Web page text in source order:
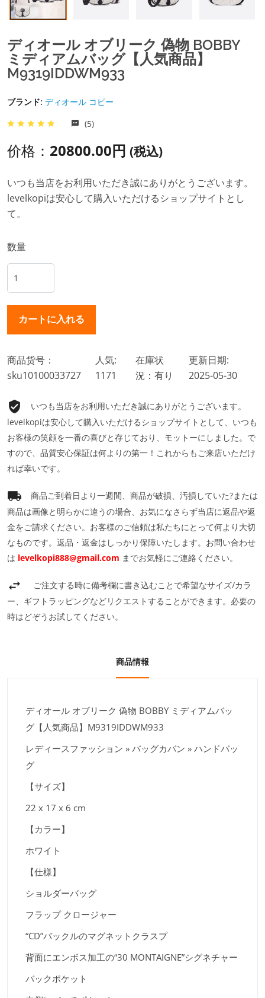
ディオール オブリーク 偽物 BOBBY
ミディアムバッグ【人気商品】
M9319IDDWM933
ブランド: ディオール コピー
(5)
价格： 20800.00円 (税込)
いつも当店をお利用いただき誠にありがとうございます。
levelkopiは安心して購入いただけるショップサイトとし
て。
数量
商品货号：
sku10100033727
人気:
1171
在庫状
況：有り
更新日期:
2025-05-30
いつも当店をお利用いただき誠にありがとうございます。
levelkopiは安心して購入いただけるショップサイトとして、いつも
お客様の笑顔を一番の喜びと存じており、モットーにしました。で
すので、品質安心保証は何よりの第一！これからもご来店いただけ
れば幸いです。
商品ご到着日より一週間、商品が破損、汚損していた?または
商品は画像と明らかに違うの場合、お気になさらず当店に返品や返
金をご請求ください。お客様のご信頼は私たちにとって何より大切
なものです。返品・返金はしっかり保障いたします。お問い合わせ
は levelkopi888@gmail.com までお気軽にご連絡ください。
ご注文する時に備考欄に書き込むことで希望なサイズ/カラ
ー、ギフトラッピングなどリクエストすることができます。必要の
時はどぞうお試してください。
商品情報
ディオール オブリーク 偽物 BOBBY ミディアムバッ
グ【人気商品】M9319IDDWM933
レディースファッション » バッグカバン » ハンドバッ
グ
【サイズ】
22 x 17 x 6 cm
【カラー】
ホワイト
【仕様】
ショルダーバッグ
フラップ クロージャー
“CD”バックルのマグネットクラスプ
背面にエンボス加工の“30 MONTAIGNE”シグネチャー
バックポケット